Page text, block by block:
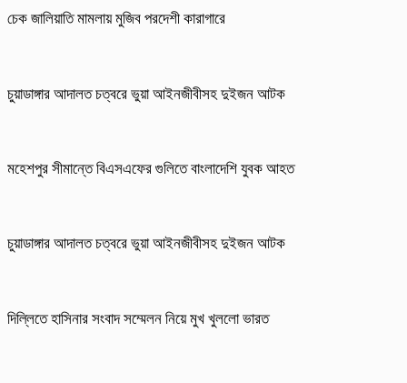
চেক জালিয়াতি মামলায় মুজিব পরদেশী কারাগারে
চুয়াডাঙ্গার আদালত চত্বরে ভুয়া আইনজীবীসহ দুইজন আটক
মহেশপুর সীমান্তে বিএসএফের গুলিতে বাংলাদেশি যুবক আহত
চুয়াডাঙ্গার আদালত চত্বরে ভুয়া আইনজীবীসহ দুইজন আটক
দিল্লিতে হাসিনার সংবাদ সম্মেলন নিয়ে মুখ খুললো ভারত